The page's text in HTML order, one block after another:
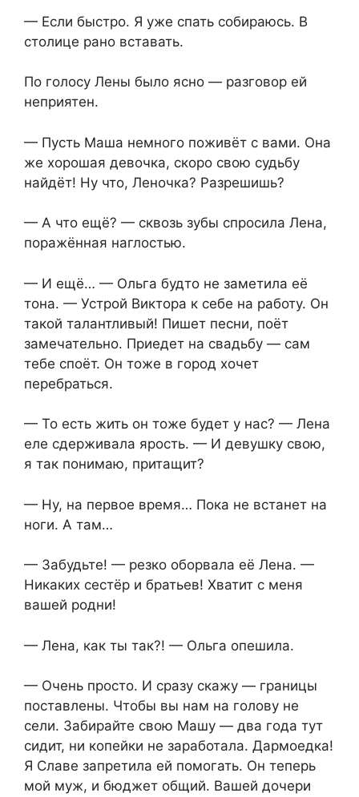
— Если быстро. Я уже спать собираюсь. В
столице рано вставать.
По голосу Лены было ясно — разговор ей
неприятен.
— Пусть Маша немного поживёт с вами. Она
же хорошая девочка, скоро свою судьбу
найдёт! Ну что, Леночка? Разрешишь?
— А что ещё? — сквозь зубы спросила Лена,
поражённая наглостью.
— И ещё… — Ольга будто не заметила её
тона. — Устрой Виктора к себе на работу. Он
такой талантливый! Пишет песни, поёт
замечательно. Приедет на свадьбу — сам
тебе споёт. Он тоже в город хочет
перебраться.
— То есть жить он тоже будет у нас? — Лена
еле сдерживала ярость. — И девушку свою,
я так понимаю, притащит?
— Ну, на первое время… Пока не встанет на
ноги. А там…
— Забудьте! — резко оборвала её Лена. —
Никаких сестёр и братьев! Хватит с меня
вашей родни!
— Лена, как ты так?! — Ольга опешила.
— Очень просто. И сразу скажу — границы
поставлены. Чтобы вы нам на голову не
сели. Забирайте свою Машу — два года тут
сидит, ни копейки не заработала. Дармоедка!
Я Славе запретила ей помогать. Он теперь
мой муж, и бюджет общий. Вашей дочери